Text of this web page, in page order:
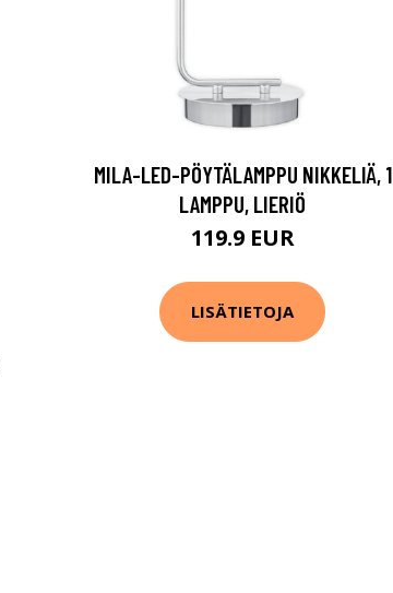
MILA-LED-PÖYTÄLAMPPU NIKKELIÄ, 1
LAMPPU, LIERIÖ
119.9 EUR
LISÄTIETOJA